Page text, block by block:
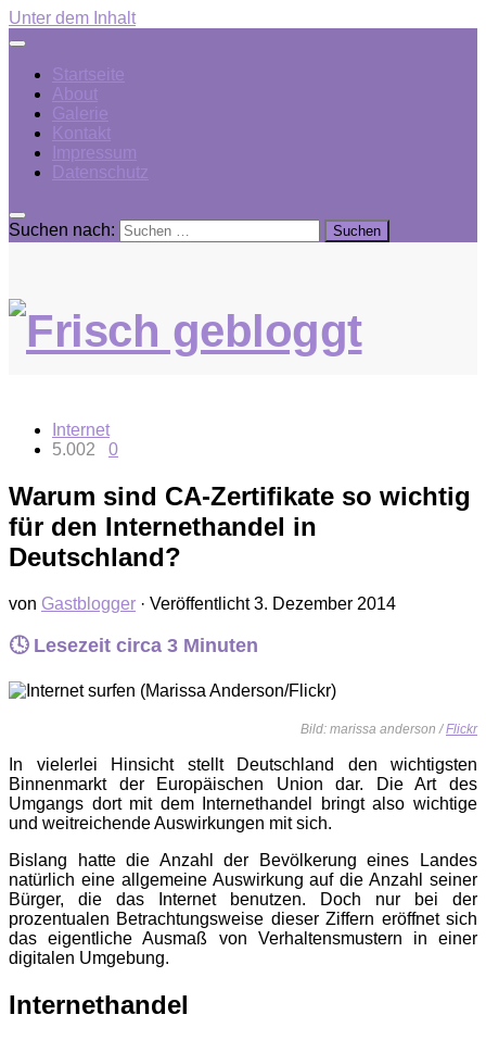
Unter dem Inhalt
Startseite
About
Galerie
Kontakt
Impressum
Datenschutz
Suchen nach:
Internet
5.002 0
Warum sind CA-Zertifikate so wichtig
für den Internethandel in
Deutschland?
von Gastblogger · Veröffentlicht3. Dezember 2014
🕓 Lesezeit circa 3 Minuten
Bild: marissa anderson /Flickr
In vielerlei Hinsicht stellt Deutschland den wichtigsten
Binnenmarkt der Europäischen Union dar. Die Art des
Umgangs dort mit dem Internethandel bringt also wichtige
und weitreichende Auswirkungen mit sich.
Bislang hatte die Anzahl der Bevölkerung eines Landes
natürlich eine allgemeine Auswirkung auf die Anzahl seiner
Bürger, die das Internet benutzen. Doch nur bei der
prozentualen Betrachtungsweise dieser Ziffern eröffnet sich
das eigentliche Ausmaß von Verhaltensmustern in einer
digitalen Umgebung.
Internethandel